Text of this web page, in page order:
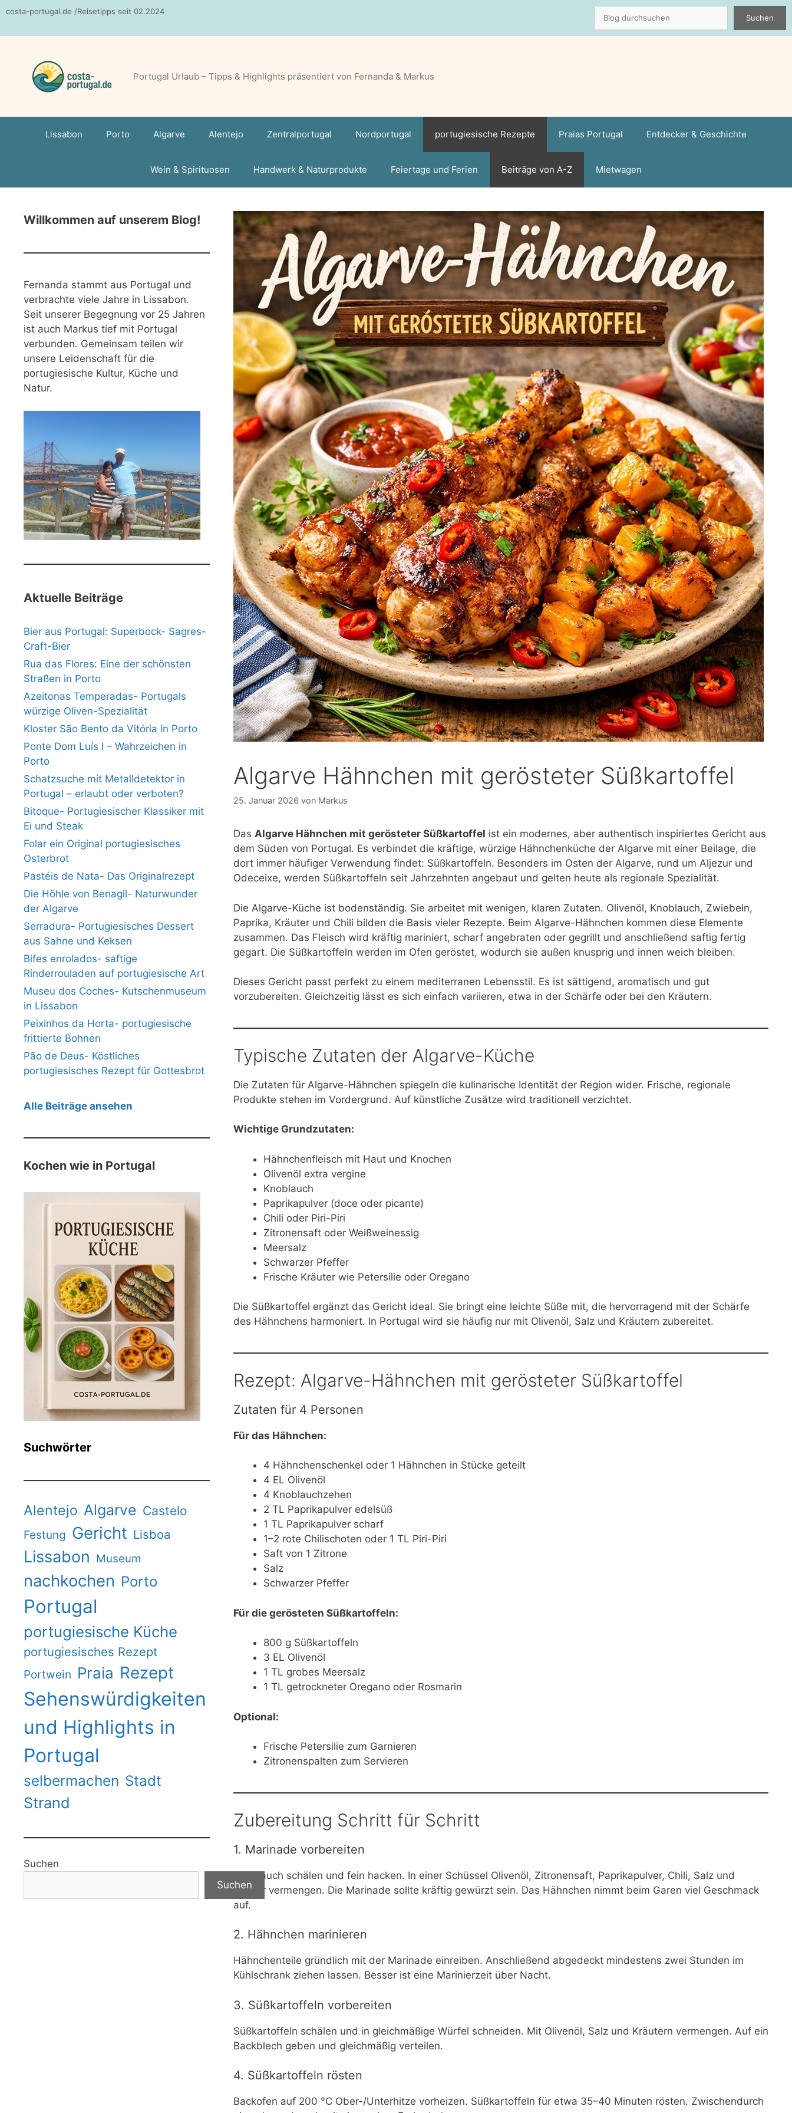
Zum
springen
costa-portugal.de /Reisetipps seit 02.2024
Suchen
Portugal Urlaub – Tipps & Highlights präsentiert von Fernanda & Markus
Lissabon Porto Algarve Alentejo Zentralportugal Nordportugal portugiesische Rezepte Praias Portugal Entdecker & Geschichte
Wein & Spirituosen Handwerk & Naturprodukte Feiertage und Ferien Beiträge von A-Z Mietwagen
Algarve Hähnchen mit gerösteter Süßkartoffel
25. Januar 2026 von Markus
Das Algarve Hähnchen mit gerösteter Süßkartoffel ist ein modernes, aber authentisch inspiriertes Gericht aus
dem Süden von Portugal. Es verbindet die kräftige, würzige Hähnchenküche der Algarve mit einer Beilage, die
dort immer häufiger Verwendung findet: Süßkartoffeln. Besonders im Osten der Algarve, rund um Aljezur und
Odeceixe, werden Süßkartoffeln seit Jahrzehnten angebaut und gelten heute als regionale Spezialität.
Die Algarve-Küche ist bodenständig. Sie arbeitet mit wenigen, klaren Zutaten. Olivenöl, Knoblauch, Zwiebeln,
Paprika, Kräuter und Chili bilden die Basis vieler Rezepte. Beim Algarve-Hähnchen kommen diese Elemente
zusammen. Das Fleisch wird kräftig mariniert, scharf angebraten oder gegrillt und anschließend saftig fertig
gegart. Die Süßkartoffeln werden im Ofen geröstet, wodurch sie außen knusprig und innen weich bleiben.
Dieses Gericht passt perfekt zu einem mediterranen Lebensstil. Es ist sättigend, aromatisch und gut
vorzubereiten. Gleichzeitig lässt es sich einfach variieren, etwa in der Schärfe oder bei den Kräutern.
Typische Zutaten der Algarve-Küche
Die Zutaten für Algarve-Hähnchen spiegeln die kulinarische Identität der Region wider. Frische, regionale
Produkte stehen im Vordergrund. Auf künstliche Zusätze wird traditionell verzichtet.
Wichtige Grundzutaten:
Hähnchenfleisch mit Haut und Knochen
Olivenöl extra vergine
Knoblauch
Paprikapulver (doce oder picante)
Chili oder Piri-Piri
Zitronensaft oder Weißweinessig
Meersalz
Schwarzer Pfeffer
Frische Kräuter wie Petersilie oder Oregano
Die Süßkartoffel ergänzt das Gericht ideal. Sie bringt eine leichte Süße mit, die hervorragend mit der Schärfe
des Hähnchens harmoniert. In Portugal wird sie häufig nur mit Olivenöl, Salz und Kräutern zubereitet.
Rezept: Algarve-Hähnchen mit gerösteter Süßkartoffel
Zutaten für 4 Personen
Für das Hähnchen:
4 Hähnchenschenkel oder 1 Hähnchen in Stücke geteilt
4 EL Olivenöl
4 Knoblauchzehen
2 TL Paprikapulver edelsüß
1 TL Paprikapulver scharf
1–2 rote Chilischoten oder 1 TL Piri-Piri
Saft von 1 Zitrone
Salz
Schwarzer Pfeffer
Für die gerösteten Süßkartoffeln:
800 g Süßkartoffeln
3 EL Olivenöl
1 TL grobes Meersalz
1 TL getrockneter Oregano oder Rosmarin
Optional:
Frische Petersilie zum Garnieren
Zitronenspalten zum Servieren
Zubereitung Schritt für Schritt
1. Marinade vorbereiten
Knoblauch schälen und fein hacken. In einer Schüssel Olivenöl, Zitronensaft, Paprikapulver, Chili, Salz und
Pfeffer vermengen. Die Marinade sollte kräftig gewürzt sein. Das Hähnchen nimmt beim Garen viel Geschmack
auf.
2. Hähnchen marinieren
Hähnchenteile gründlich mit der Marinade einreiben. Anschließend abgedeckt mindestens zwei Stunden im
Kühlschrank ziehen lassen. Besser ist eine Marinierzeit über Nacht.
3. Süßkartoffeln vorbereiten
Süßkartoffeln schälen und in gleichmäßige Würfel schneiden. Mit Olivenöl, Salz und Kräutern vermengen. Auf ein
Backblech geben und gleichmäßig verteilen.
4. Süßkartoffeln rösten
Backofen auf 200 °C Ober-/Unterhitze vorheizen. Süßkartoffeln für etwa 35–40 Minuten rösten. Zwischendurch
Willkommen auf unserem Blog!
Fernanda stammt aus Portugal und
verbrachte viele Jahre in Lissabon.
Seit unserer Begegnung vor 25 Jahren
ist auch Markus tief mit Portugal
verbunden. Gemeinsam teilen wir
unsere Leidenschaft für die
portugiesische Kultur, Küche und
Natur.
Aktuelle Beiträge
Bier aus Portugal: Superbock- Sagres-
Craft-Bier
Rua das Flores: Eine der schönsten
Straßen in Porto
Azeitonas Temperadas- Portugals
würzige Oliven-Spezialität
Kloster São Bento da Vitória in Porto
Ponte Dom Luís I – Wahrzeichen in
Porto
Schatzsuche mit Metalldetektor in
Portugal – erlaubt oder verboten?
Bitoque- Portugiesischer Klassiker mit
Ei und Steak
Folar ein Original portugiesisches
Osterbrot
Pastéis de Nata- Das Originalrezept
Die Höhle von Benagil- Naturwunder
der Algarve
Serradura- Portugiesisches Dessert
aus Sahne und Keksen
Bifes enrolados- saftige
Rinderrouladen auf portugiesische Art
Museu dos Coches- Kutschenmuseum
in Lissabon
Peixinhos da Horta- portugiesische
frittierte Bohnen
Pão de Deus- Köstliches
portugiesisches Rezept für Gottesbrot
Alle Beiträge ansehen
Kochen wie in Portugal
Suchwörter
Alentejo Algarve Castelo
Festung Gericht Lisboa
Lissabon Museum
nachkochen Porto
Portugal
portugiesische Küche
portugiesisches Rezept
Portwein Praia Rezept
Sehenswürdigkeiten
und Highlights in
Portugal
selbermachen Stadt
Strand
Suchen
Suchen